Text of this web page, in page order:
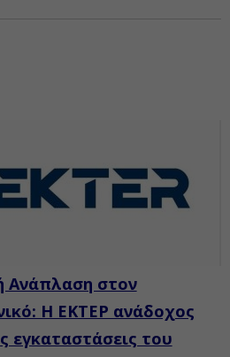
Ανάπλαση στον
Η ΕΚΤΕΡ ανάδοχος
εγκαταστάσεις του